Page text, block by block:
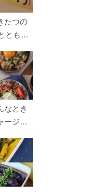
たつの
ともに
まで。
ンツを
なとき
ージ！
しょ